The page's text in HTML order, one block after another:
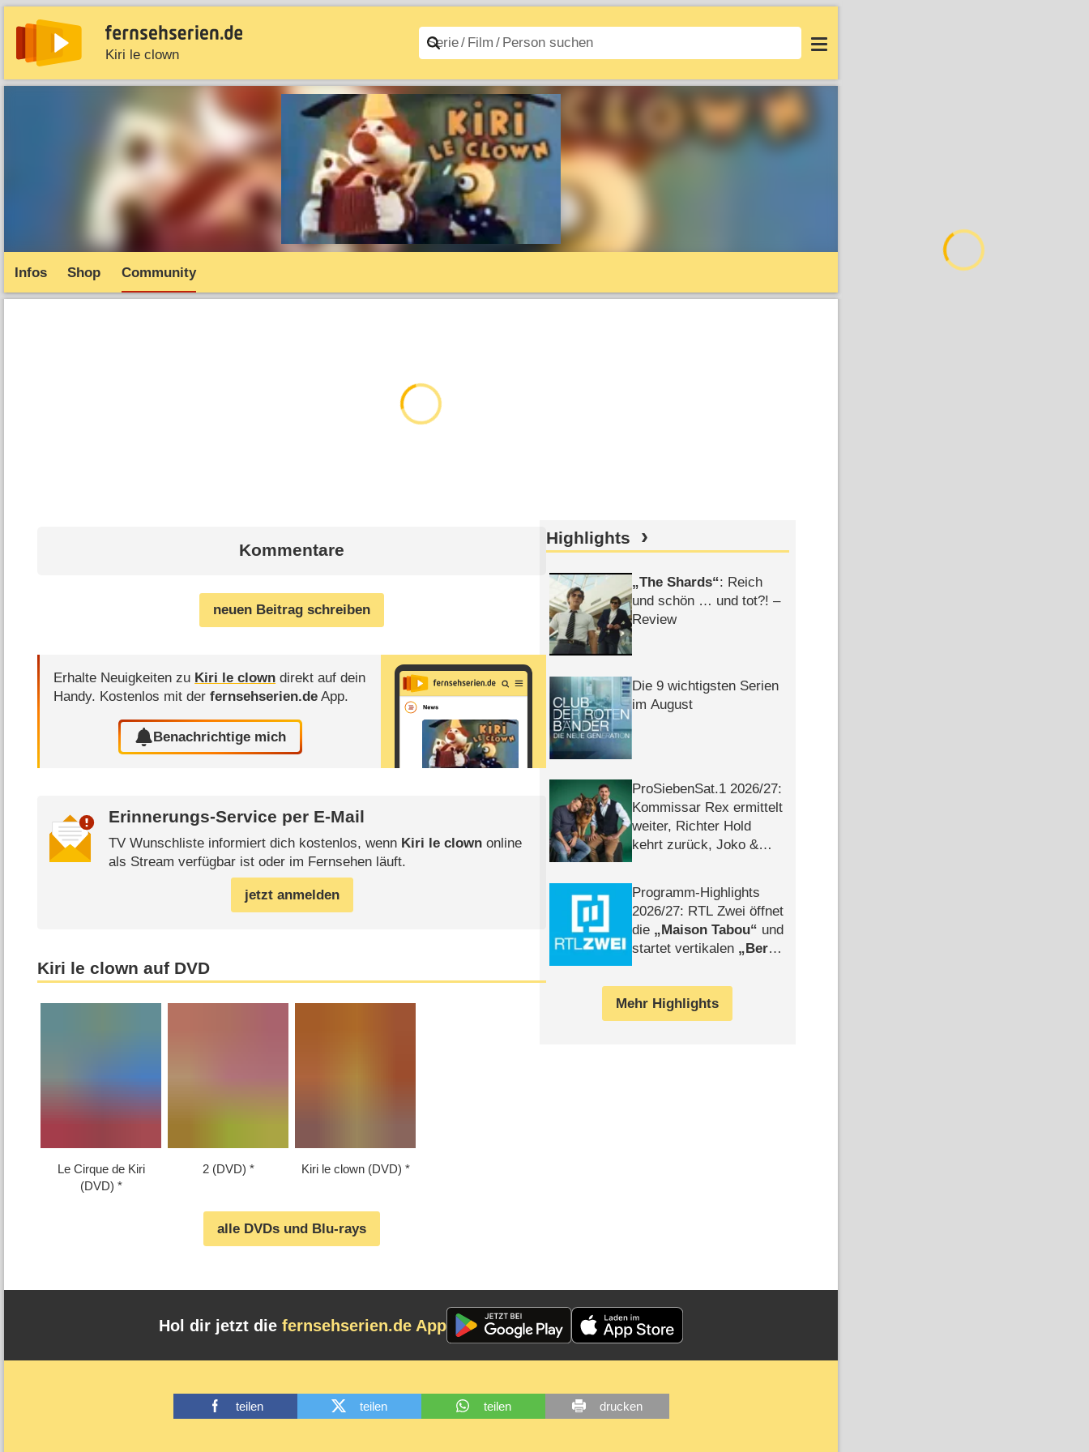
Kiri le clown
News Entdecken Streaming Filme A–Z Login
Infos Shop Community
Kommentare
neuen Beitrag schreiben
Erhalte Neuigkeiten zu Kiri le clown direkt auf dein
Handy. Kostenlos mit derfernsehserien.de App.
Benachrichtige mich
Erinnerungs-Service per E-Mail
TV Wunschliste informiert dich kostenlos, wenn Kiri le clownonline
als Stream verfügbar ist oder im Fernsehen läuft.
jetzt anmelden
Kiri le clown auf DVD
Le Cirque de Kiri
(DVD)
2 (DVD) Kiri le clown (DVD)
alle DVDs und Blu-rays
Highlights
The Shards : Reich
und schön … und tot?! –
Review
Die 9 wichtigsten Serien
im August
ProSiebenSat.1 2026/​27:
Kommissar Rex ermittelt
weiter, Richter Hold
kehrt zurück, Joko &
Programm-Highlights
2026/​27: RTL Zwei öffnet
die
Maison Tabou
und
startet vertikalen
Berlin
Mehr Highlights
Hol dir jetzt die fernsehserien.de App
teilen teilen teilen drucken